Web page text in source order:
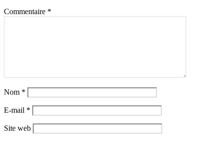
Commentaire *
Nom *
E-mail *
Site web